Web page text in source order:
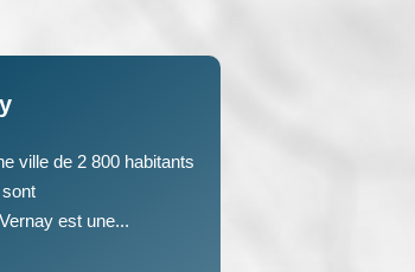
ville de 2 800 habitants
est une...